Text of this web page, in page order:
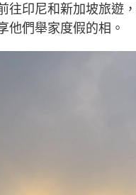
往印尼和新加坡旅遊
他們舉家度假的相。